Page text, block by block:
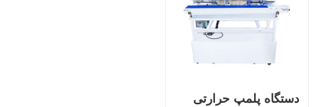
دستگاه پلمپ حرارتی